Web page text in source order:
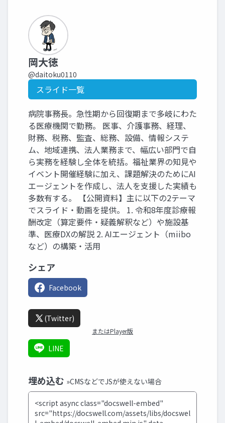
岡大徳
@daitoku0110
スライド一覧
病院事務長。急性期から回復期まで多岐にわた
る医療機関で勤務。 医事、介護事務、経理、
財務、税務、監査、総務、設備、情報システ
ム、地域連携、法人業務まで、幅広い部門で自
ら実務を経験し全体を統括。福祉業界の知見や
イベント開催経験に加え、課題解決のためにAI
エージェントを作成し、法人を支援した実績も
多数有する。 【公開資料】主に以下の2テーマ
でスライド・動画を提供。 1. 令和8年度診療報
酬改定（算定要件・疑義解釈など）や施設基
準、医療DXの解説 2. AIエージェント（miibo
など）の構築・活用
シェア
Facebook
(Twitter)
またはPlayer版
LINE
埋め込む »CMSなどでJSが使えない場合